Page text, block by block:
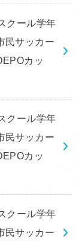
クール学年
サッカー
カッ
クール学年
サッカー
カッ
クール学年
サッカー